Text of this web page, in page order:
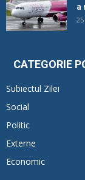
a
CATEGORIE
Subiectul Zilei
Social
Politic
Externe
Economic